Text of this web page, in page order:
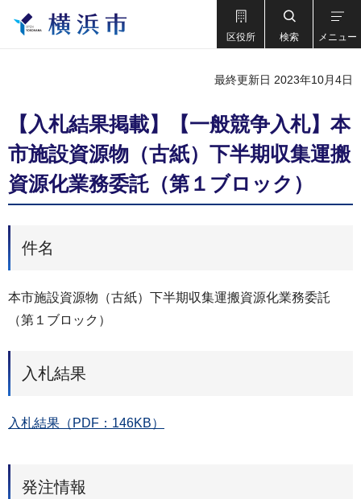
区役所 検索 メニュー
最終更新日 2023年10月4日
【入札結果掲載】【一般競争入札】本
市施設資源物（古紙）下半期収集運搬
資源化業務委託（第１ブロック）
件名
本市施設資源物（古紙）下半期収集運搬資源化業務委託
（第１ブロック）
入札結果
入札結果（PDF：146KB）
発注情報